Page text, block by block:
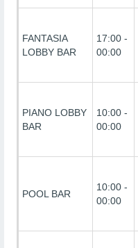
FANTASIA
LOBBY BAR
17:00 -
00:00
PIANO LOBBY
BAR
10:00 -
00:00
POOL BAR
10:00 -
00:00